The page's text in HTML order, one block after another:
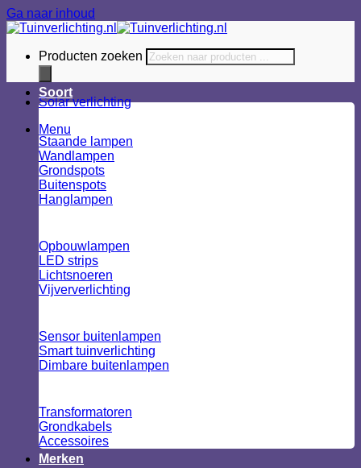
Ga naar inhoud
Producten zoeken
Solar verlichting
Menu
Soort
Staande lampen
Wandlampen
Grondspots
Buitenspots
Hanglampen
Opbouwlampen
LED strips
Lichtsnoeren
Vijververlichting
Sensor buitenlampen
Smart tuinverlichting
Dimbare buitenlampen
Transformatoren
Grondkabels
Accessoires
Merken